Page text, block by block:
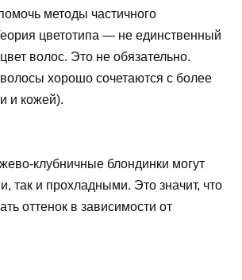
методы частичного
цветотипа — не единственный
волос. Это не обязательно.
хорошо сочетаются с более
и кожей).
клубничные блондинки могут
так и прохладными. Это значит, что
оттенок в зависимости от